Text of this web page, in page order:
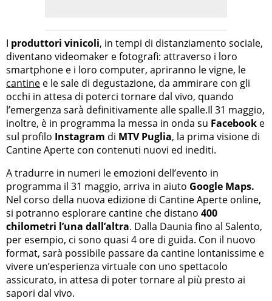
I produttori vinicoli, in tempi di distanziamento sociale,
diventano videomaker e fotografi: attraverso i loro
smartphone e i loro computer, apriranno le vigne, le
cantine e le sale di degustazione, da ammirare con gli
occhi in attesa di poterci tornare dal vivo, quando
l’emergenza sarà definitivamente alle spalle.Il 31 maggio,
inoltre, è in programma la messa in onda su Facebook e
sul profilo Instagram di MTV Puglia, la prima visione di
Cantine Aperte con contenuti nuovi ed inediti.
A tradurre in numeri le emozioni dell’evento in
programma il 31 maggio, arriva in aiuto Google Maps.
Nel corso della nuova edizione di Cantine Aperte online,
si potranno esplorare cantine che distano 400
chilometri l’una dall’altra. Dalla Daunia fino al Salento,
per esempio, ci sono quasi 4 ore di guida. Con il nuovo
format, sarà possibile passare da cantine lontanissime e
vivere un’esperienza virtuale con uno spettacolo
assicurato, in attesa di poter tornare al più presto ai
sapori dal vivo.